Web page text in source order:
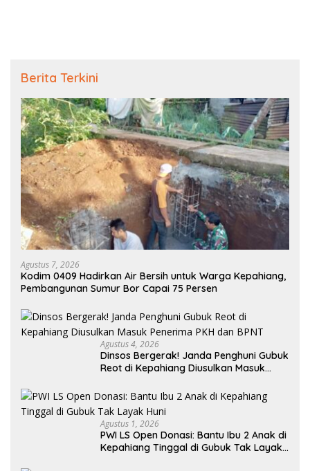
Berita Terkini
Agustus 7, 2026
Kodim 0409 Hadirkan Air Bersih untuk Warga Kepahiang,
Pembangunan Sumur Bor Capai 75 Persen
Agustus 4, 2026
Dinsos Bergerak! Janda Penghuni Gubuk
Reot di Kepahiang Diusulkan Masuk
Agustus 1, 2026
PWI LS Open Donasi: Bantu Ibu 2 Anak di
Kepahiang Tinggal di Gubuk Tak Layak